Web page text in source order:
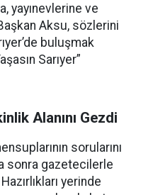
yayınevlerine ve
Aksu, sözlerini
buluşmak
Sarıyer”
Alanını Gezdi
sorularını
sonra gazetecilerle
yerinde